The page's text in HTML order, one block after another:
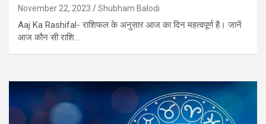
November 22, 2023 Shubham Balodi
Aaj Ka Rashifal- राशिफल के अनुसार आज का दिन महत्वपूर्ण है। जानें
आज कौन सी राशि…